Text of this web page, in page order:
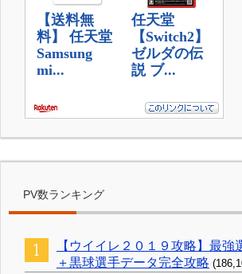
PV数ランキング
【ウイイレ２０１９攻略】最強
＋黒球選手データ完全攻略